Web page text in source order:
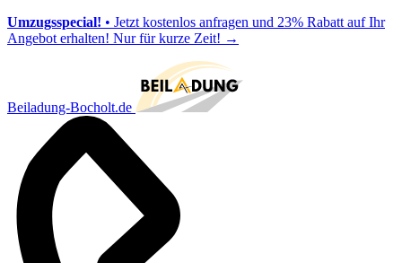
Umzugsspecial! • Jetzt kostenlos anfragen und 23% Rabatt auf Ihr
Angebot erhalten! Nur für kurze Zeit! →
Beiladung-Bocholt.de